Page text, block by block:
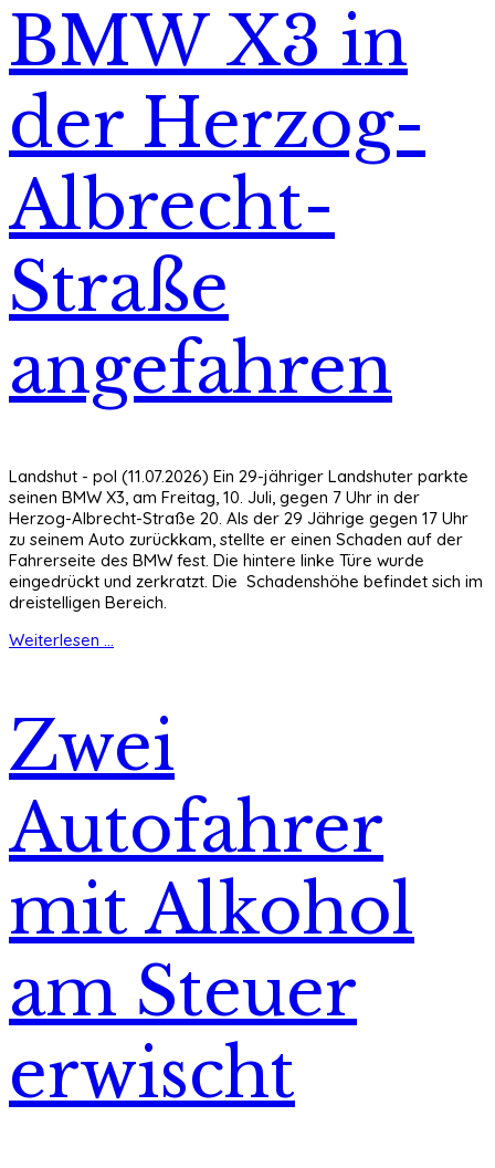
BMW X3 in
der Herzog-
Albrecht-
Straße
angefahren
Landshut - pol (11.07.2026) Ein 29-jähriger Landshuter parkte
seinen BMW X3, am Freitag, 10. Juli, gegen 7 Uhr in der
Herzog-Albrecht-Straße 20. Als der 29 Jährige gegen 17 Uhr
zu seinem Auto zurückkam, stellte er einen Schaden auf der
Fahrerseite des BMW fest. Die hintere linke Türe wurde
eingedrückt und zerkratzt. Die Schadenshöhe befindet sich im
dreistelligen Bereich.
Weiterlesen ...
Zwei
Autofahrer
mit Alkohol
am Steuer
erwischt